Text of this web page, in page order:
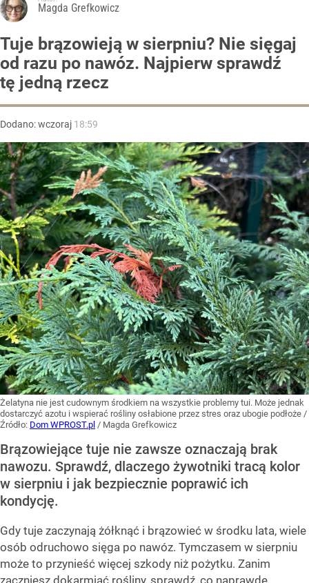
Magda Grefkowicz
Tuje brązowieją w sierpniu? Nie sięgaj
od razu po nawóz. Najpierw sprawdź
tę jedną rzecz
Dodano:wczoraj 18:59
Żelatyna nie jest cudownym środkiem na wszystkie problemy tui. Może jednak
dostarczyć azotu i wspierać rośliny osłabione przez stres oraz ubogie podłoże /
Źródło: Dom WPROST.pl / Magda Grefkowicz
Brązowiejące tuje nie zawsze oznaczają brak
nawozu. Sprawdź, dlaczego żywotniki tracą kolor
w sierpniu i jak bezpiecznie poprawić ich
kondycję.
Gdy tuje zaczynają żółknąć i brązowieć w środku lata, wiele
osób odruchowo sięga po nawóz. Tymczasem w sierpniu
może to przynieść więcej szkody niż pożytku. Zanim